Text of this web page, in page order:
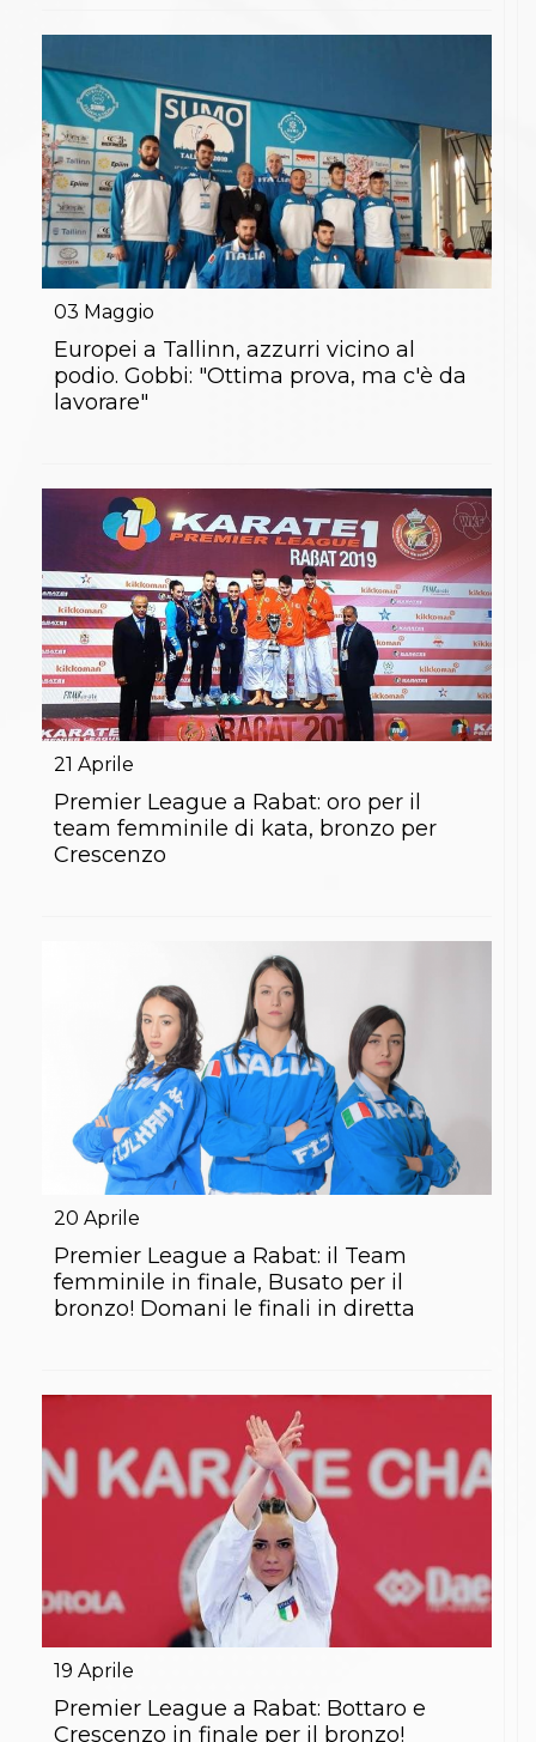
03 Maggio
Europei a Tallinn, azzurri vicino al
podio. Gobbi: "Ottima prova, ma c'è da
lavorare"
21 Aprile
Premier League a Rabat: oro per il
team femminile di kata, bronzo per
Crescenzo
20 Aprile
Premier League a Rabat: il Team
femminile in finale, Busato per il
bronzo! Domani le finali in diretta
19 Aprile
Premier League a Rabat: Bottaro e
Crescenzo in finale per il bronzo!